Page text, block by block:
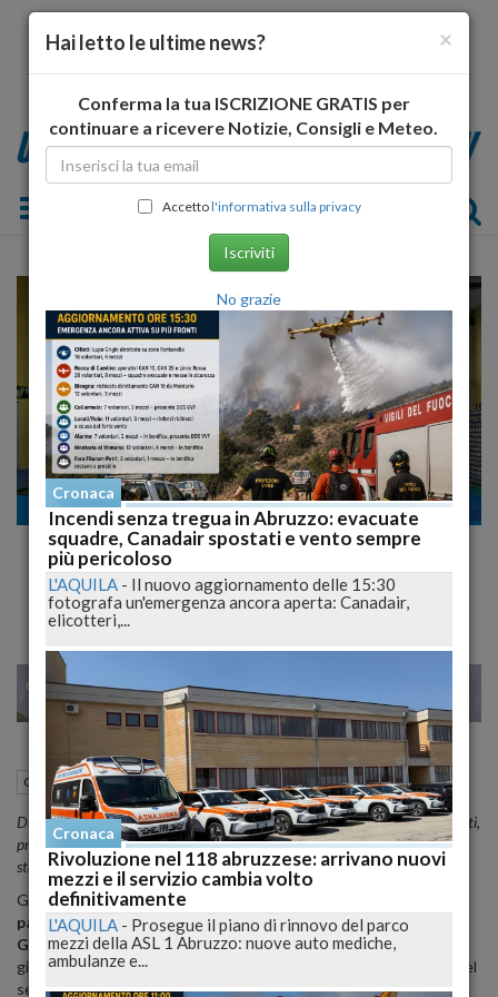
Toggle navigation
Cronaca
CPGA Karate L’Aquila, esami da record:
cinture, emozioni e crescita sportiva
22 25
Cronaca L'Aquila (AQ) 06 Luglio 2026 10:55
Due giornate dedicate ai passaggi di grado hanno riunito giovani e agonisti,
premiando impegno, tecnica, disciplina e il lavoro svolto durante l’intera
stagione sportiva aquilana.
Grande partecipazione e forte spirito di squadra agli
passaggio di cinturaorganizzati dalCentro Polisportivo
Giovanile Aquilano – Karate. Le prove si sono svolte nelle
giornate di lunedì22 e 29 giugno
, coinvolgendo numerosi atleti del
settore giovanile e agonistico della società diretta dalmaestro
×
Hai letto le ultime news?
Conferma la tua ISCRIZIONE GRATIS per
continuare a ricevere Notizie, Consigli e Meteo.
Accettol'informativa sulla privacy
Iscriviti
No grazie
Cronaca
Incendi senza tregua in Abruzzo: evacuate
squadre, Canadair spostati e vento sempre
più pericoloso
L'AQUILA - Il nuovo aggiornamento delle 15:30
fotografa un'emergenza ancora aperta: Canadair,
elicotteri,...
Cronaca
Rivoluzione nel 118 abruzzese: arrivano nuovi
mezzi e il servizio cambia volto
definitivamente
L'AQUILA - Prosegue il piano di rinnovo del parco
mezzi della ASL 1 Abruzzo: nuove auto mediche,
ambulanze e...